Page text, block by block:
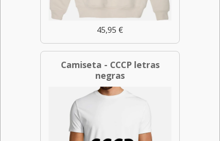
45,95 €
Camiseta - CCCP letras
negras